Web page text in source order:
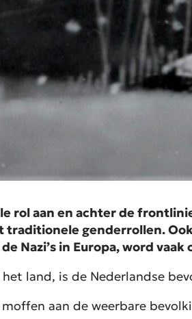
rol aan en achter de
genderrollen.
Nazi’s in Europa, word
land, is de Nederlandse
aan de weerbare